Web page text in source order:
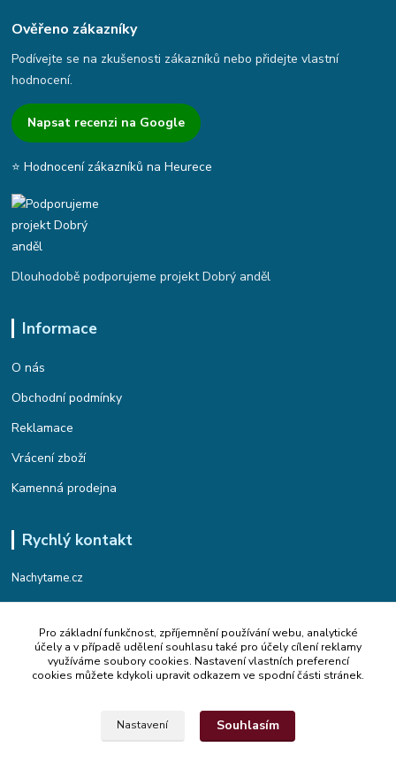
Ověřeno zákazníky
Podívejte se na zkušenosti zákazníků nebo přidejte vlastní
hodnocení.
Napsat recenzi na Google
⭐ Hodnocení zákazníků na Heurece
Dlouhodobě podporujeme projekt Dobrý anděl
Informace
O nás
Obchodní podmínky
Reklamace
Vrácení zboží
Kamenná prodejna
Rychlý kontakt
Nachytame.cz
Telefon : +420 774 912 435
(Po-Pá, 9:00-17:00 hod.)
Email : info@nachytame.cz
Pro základní funkčnost, zpříjemnění používání webu, analytické
účely a v případě udělení souhlasu také pro účely cílení reklamy
využíváme soubory cookies. Nastavení vlastních preferencí
cookies můžete kdykoli upravit odkazem ve spodní části stránek.
Nastavení Souhlasím